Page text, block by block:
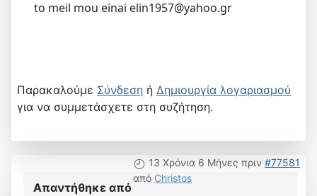
to meil mou einai elin1957@yahoo.gr
Παρακαλούμε Σύνδεση ή Δημιουργία λογαριασμού
για να συμμετάσχετε στη συζήτηση.
13 Χρόνια 6 Μήνες πριν #77581
από Christos
Απαντήθηκε από